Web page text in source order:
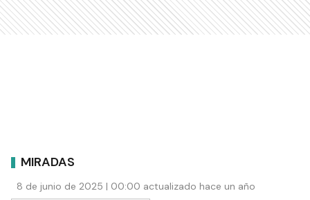
MIRADAS
8 de junio de 2025 | 00:00 actualizado hace un año